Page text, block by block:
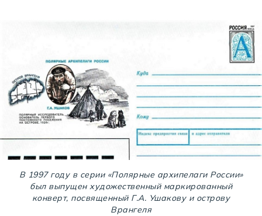
В 1997 году в серии «Полярные архипелаги России»
был выпущен художественный маркированный
конверт, посвященный Г.А. Ушакову и острову
Врангеля